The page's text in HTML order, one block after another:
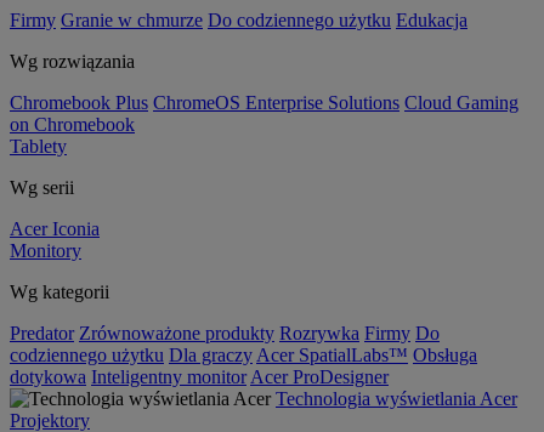
Firmy Granie w chmurze Do codziennego użytku Edukacja
Wg rozwiązania
Chromebook Plus ChromeOS Enterprise Solutions Cloud Gaming
on Chromebook
Tablety
Wg serii
Acer Iconia
Monitory
Wg kategorii
Predator Zrównoważone produkty Rozrywka Firmy Do
codziennego użytku Dla graczy Acer SpatialLabs™ Obsługa
dotykowa Inteligentny monitor Acer ProDesigner
Technologia wyświetlania Acer
Projektory